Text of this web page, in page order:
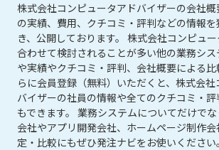
株式会社コンピュータアドバイザーの会社
の実績、費用、クチコミ・評判などの情報
き、公開しております。 株式会社コンピュ
合わせて検討されることが多い他の業務シ
や実績やクチコミ・評判、会社概要による
らに会員登録（無料）いただくと、株式会
バイザーの社員の情報や全てのクチコミ・
もできます。 業務システムについてだけで
会社やアプリ開発会社、ホームページ制作
定・比較にもぜひ発注ナビをお使いください。